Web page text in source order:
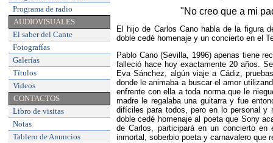
Programa de radio
AUDIOVISUALES
El saber del Cante
Fotografías
Galerías
Títulos
Videos
CONTACTOS
Libro de visitas
Notas
Tablero de Anuncios
"No creo que a mi
El hijo de Carlos Cano habla de la figura
doble cedé homenaje y un concierto en el
Pablo Cano (Sevilla, 1996) apenas tiene
falleció hace hoy exactamente 20 años.
Eva Sánchez, algún viaje a Cádiz,
donde le animaba a buscar el amor
enfrente con ella a toda norma que le
madre le regalaba una guitarra y fue
difíciles para todos, pero en lo personal y
doble cedé homenaje al poeta que Sony
de Carlos, participará en un concierto en
inmortal, soberbio poeta y carnavalero que